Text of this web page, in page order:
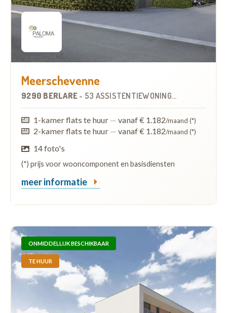
Meerschevenne
9290 BERLARE - 53 ASSISTENTIEWONINGEN
1-kamer flats te huur — vanaf € 1.182/maand (*)
2-kamer flats te huur — vanaf € 1.182/maand (*)
14 foto's
(*) prijs voor wooncomponent en basisdiensten
meer informatie
ONMIDDELLIJK BESCHIKBAAR
TE HUUR